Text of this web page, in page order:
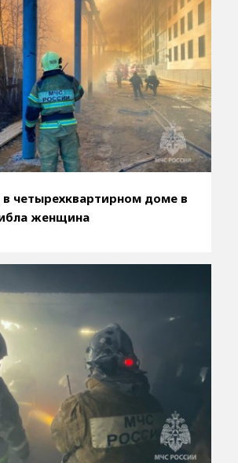
четырехквартирном доме в
женщина